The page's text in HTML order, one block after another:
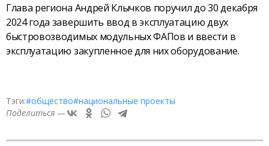
Глава региона Андрей Клычков поручил до 30 декабря
2024 года завершить ввод в эксплуатацию двух
быстровозводимых модульных ФАПов и ввести в
эксплуатацию закупленное для них оборудование.
Тэги:#общество#национальные проекты
Поделиться —